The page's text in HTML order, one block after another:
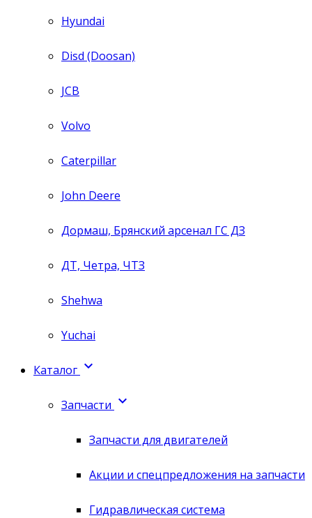
Hyundai
Disd (Doosan)
JCB
Volvo
Caterpillar
John Deere
Дормаш, Брянский арсенал ГС ДЗ
ДТ, Четра, ЧТЗ
Shehwa
Yuchai
Каталог 
Запчасти 
Запчасти для двигателей
Акции и спецпредложения на запчасти
Гидравлическая система